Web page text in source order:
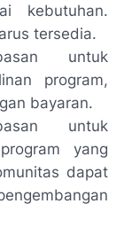
kebutuhan.
tersedia.
untuk
program,
bayaran.
untuk
yang
dapat